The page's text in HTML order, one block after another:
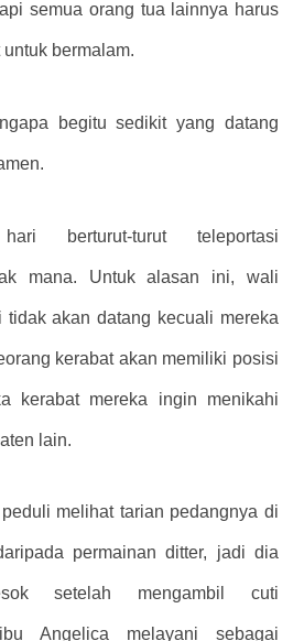
semua orang tua lainnya harus
bermalam.
begitu sedikit yang datang
berturut-turut teleportasi
mana. Untuk alasan ini, wali
tidak akan datang kecuali mereka
kerabat akan memiliki posisi
kerabat mereka ingin menikahi
lain.
melihat tarian pedangnya di
permainan ditter, jadi dia
setelah mengambil cuti
Angelica melayani sebagai